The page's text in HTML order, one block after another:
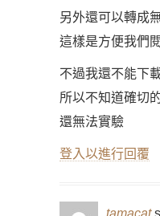
另外還可以轉成
這樣是方便我們
不過我還不能下
所以不知道確切
還無法實驗
登入以進行回覆